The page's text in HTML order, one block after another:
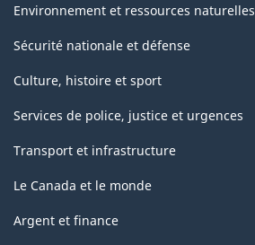
Environnement et ressources naturelles
Sécurité nationale et défense
Culture, histoire et sport
Services de police, justice et urgences
Transport et infrastructure
Le Canada et le monde
Argent et finance